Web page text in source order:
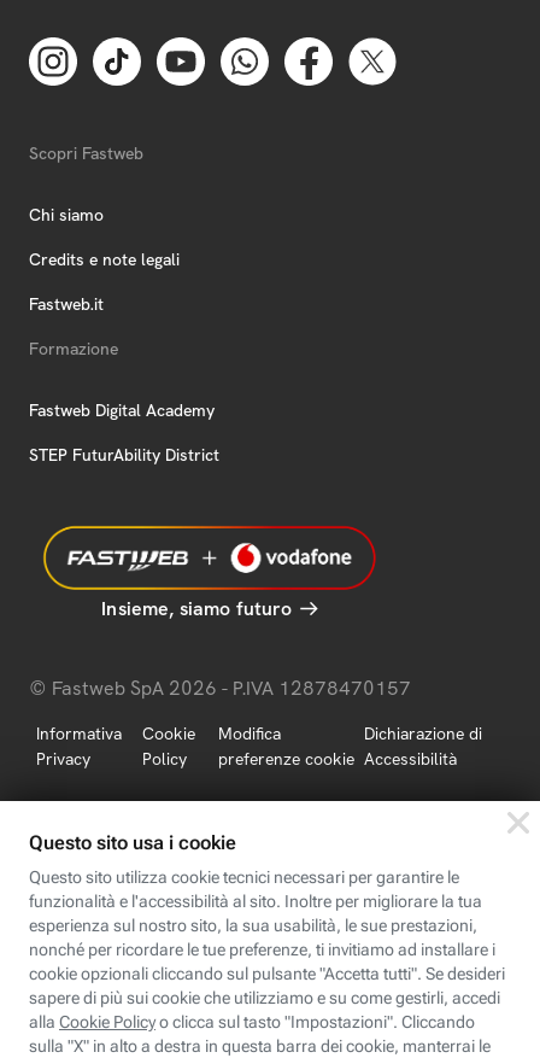
Scopri Fastweb
Chi siamo
Credits e note legali
Fastweb.it
Formazione
Fastweb Digital Academy
STEP FuturAbility District
Insieme, siamo futuro
© Fastweb SpA 2026 - P.IVA 12878470157
Informativa
Privacy
Cookie
Policy
Modifica
preferenze cookie
Dichiarazione di
Accessibilità